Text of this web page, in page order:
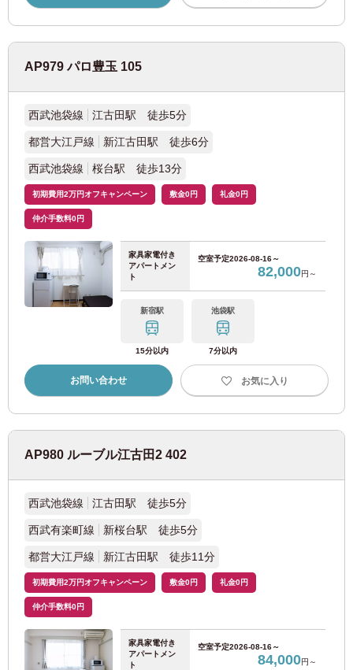
AP979 パロ豊玉 105
西武池袋線 江古田駅 徒歩5分
都営大江戸線 新江古田駅 徒歩6分
西武池袋線 桜台駅 徒歩13分
初期費用2万円オフキャンペーン 敷金0円 礼金0円
仲介手数料0円
家具家電付き
アパートメン
ト
空室予定2026-08-16～
82,000円～
新宿駅
15分以内
池袋駅
7分以内
お問い合わせ お気に入り
AP980 ルーブル江古田2 402
西武池袋線 江古田駅 徒歩5分
西武有楽町線 新桜台駅 徒歩5分
都営大江戸線 新江古田駅 徒歩11分
初期費用2万円オフキャンペーン 敷金0円 礼金0円
仲介手数料0円
家具家電付き
アパートメン
ト
空室予定2026-08-16～
84,000円～
奈良線 (3)
新京成電鉄
新京成線 (4)
相模鉄道
相鉄本線 (6)
多摩モノレール (5)
東葉高速鉄道
埼玉高速鉄道線 (5)
流鉄
流鉄流山線